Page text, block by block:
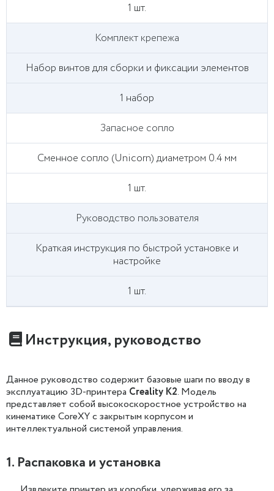
1 шт.
Комплект крепежа
Набор винтов для сборки и фиксации элементов
1 набор
Запасное сопло
Сменное сопло (Unicorn) диаметром 0.4 мм
1 шт.
Руководство пользователя
Краткая инструкция по быстрой установке и
настройке
1 шт.
Инструкция, руководство
Данное руководство содержит базовые шаги по вводу в
эксплуатацию 3D-принтера Creality K2. Модель
представляет собой высокоскоростное устройство на
кинематике CoreXY с закрытым корпусом и
интеллектуальной системой управления.
1. Распаковка и установка